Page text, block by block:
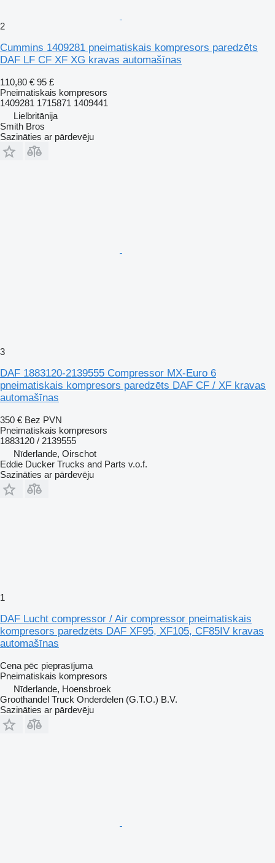
2
Cummins 1409281 pneimatiskais kompresors paredzēts
DAF LF CF XF XG kravas automašīnas
110,80 € 95 £
Pneimatiskais kompresors
1409281 1715871 1409441
Lielbritānija
Smith Bros
Sazināties ar pārdevēju
3
DAF 1883120-2139555 Compressor MX-Euro 6
pneimatiskais kompresors paredzēts DAF CF / XF kravas
automašīnas
350 € Bez PVN
Pneimatiskais kompresors
1883120 / 2139555
Nīderlande, Oirschot
Eddie Ducker Trucks and Parts v.o.f.
Sazināties ar pārdevēju
1
DAF Lucht compressor / Air compressor pneimatiskais
kompresors paredzēts DAF XF95, XF105, CF85IV kravas
automašīnas
Cena pēc pieprasījuma
Pneimatiskais kompresors
Nīderlande, Hoensbroek
Groothandel Truck Onderdelen (G.T.O.) B.V.
Sazināties ar pārdevēju